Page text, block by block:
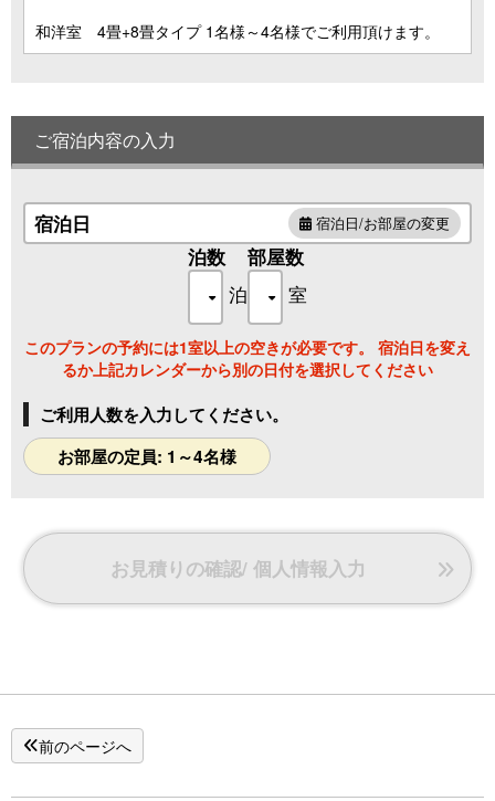
和洋室 4畳+8畳タイプ 1名様～4名様でご利用頂けます。
ご宿泊内容の入力
宿泊日 宿泊日/お部屋の変更
泊数
泊
部屋数
室
このプランの予約には1室以上の空きが必要です。 宿泊日を変え
るか上記カレンダーから別の日付を選択してください
ご利用人数を入力してください。
お部屋の定員: 1～4名様
お見積りの確認/ 個人情報入力
前のページへ